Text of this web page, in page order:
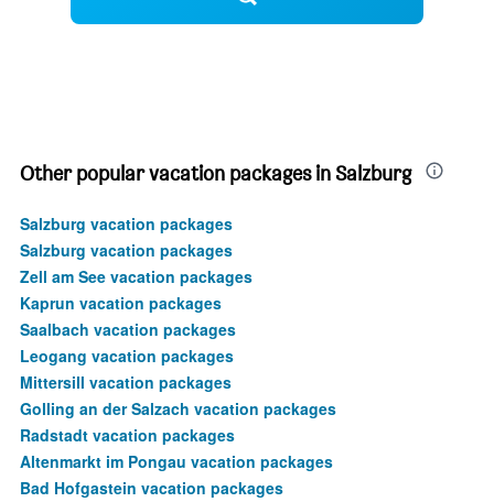
Other popular vacation packages in Salzburg
Salzburg vacation packages
Salzburg vacation packages
Zell am See vacation packages
Kaprun vacation packages
Saalbach vacation packages
Leogang vacation packages
Mittersill vacation packages
Golling an der Salzach vacation packages
Radstadt vacation packages
Altenmarkt im Pongau vacation packages
Bad Hofgastein vacation packages